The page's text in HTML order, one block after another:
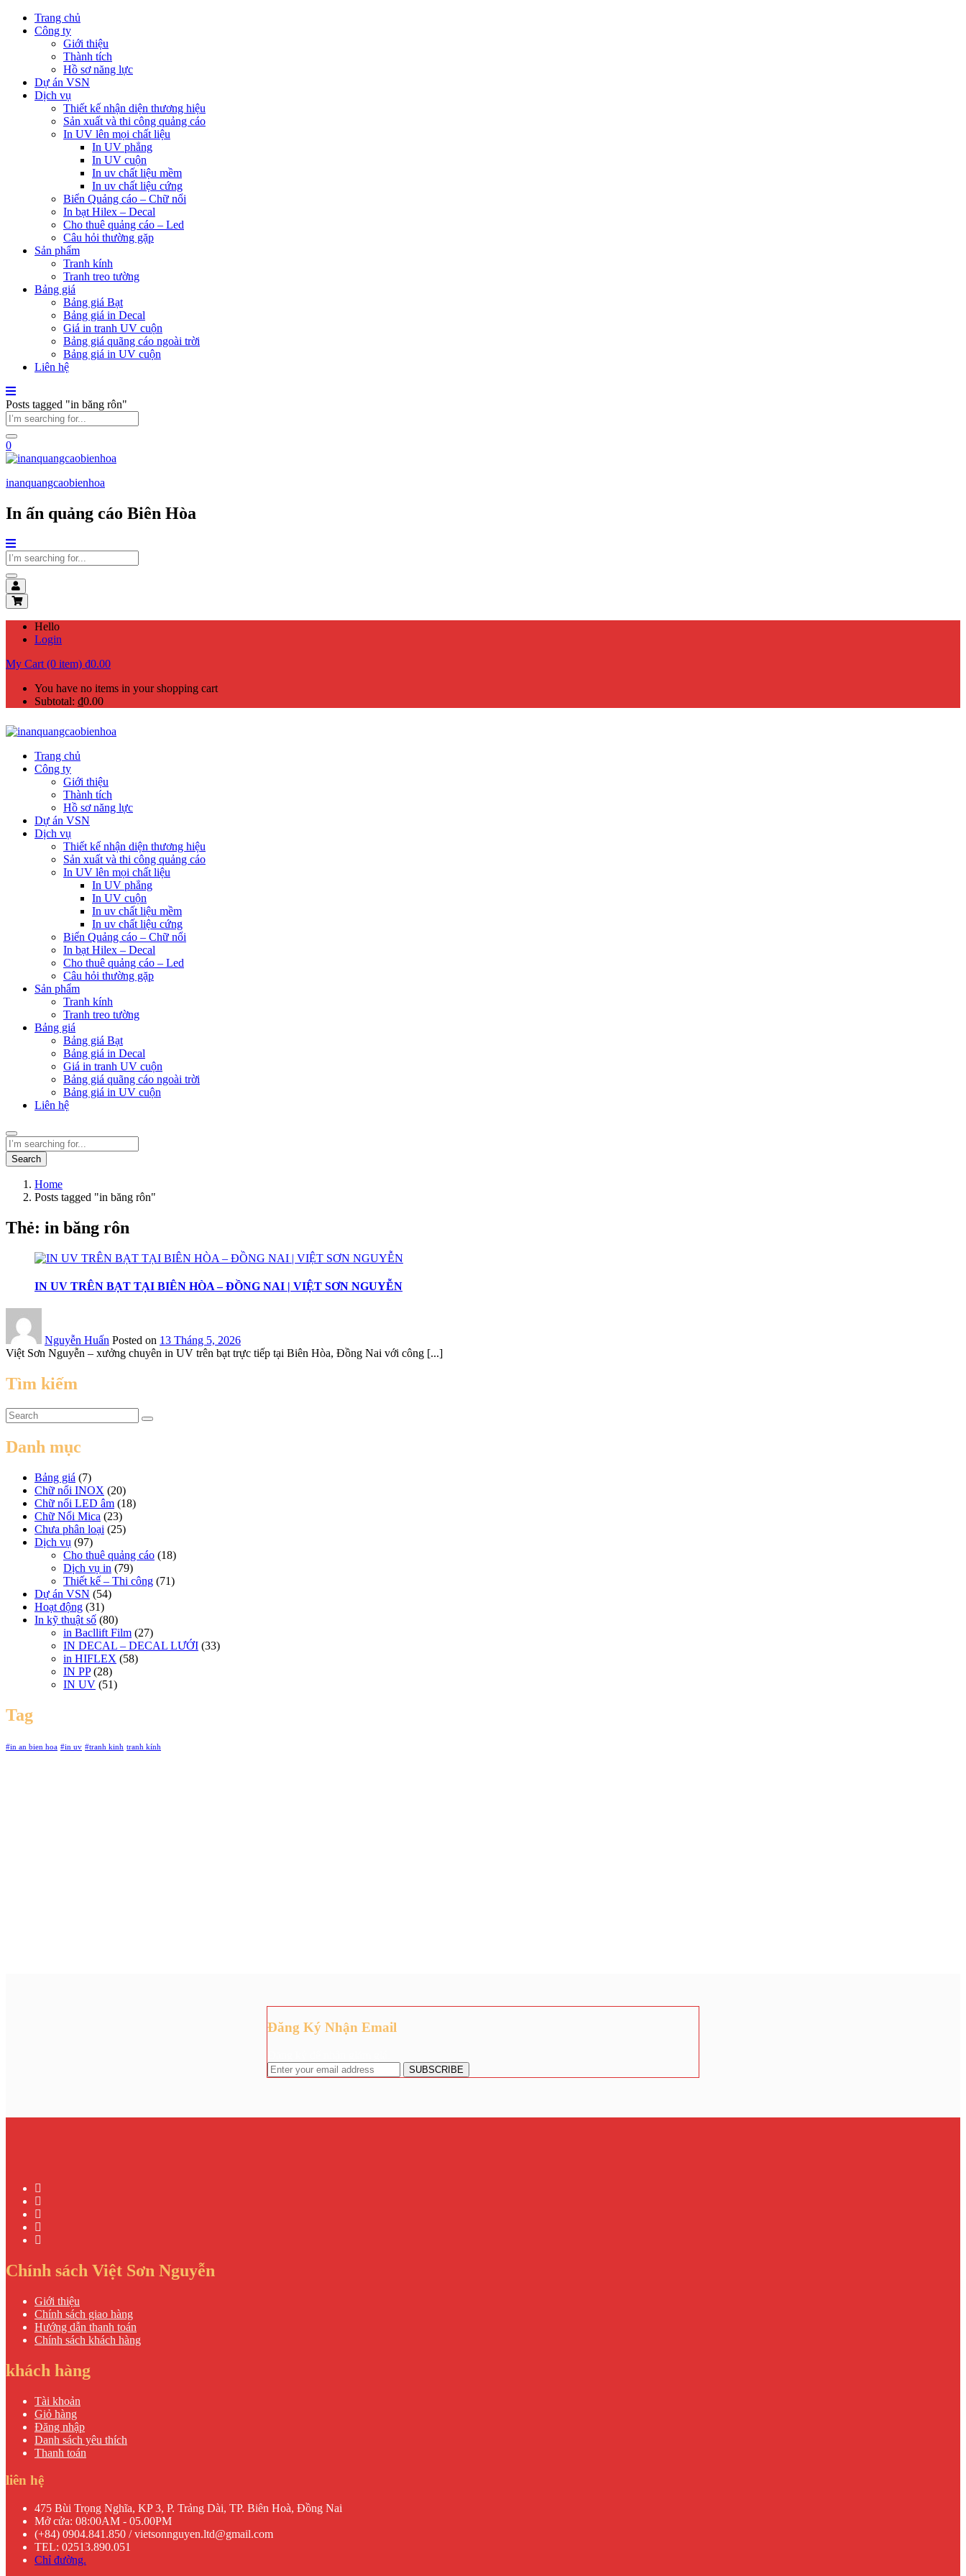
Trang chủ
Công ty
Giới thiệu
Thành tích
Hồ sơ năng lực
Dự án VSN
Dịch vụ
Thiết kế nhận diện thương hiệu
Sản xuất và thi công quảng cáo
In UV lên mọi chất liệu
In UV phẳng
In UV cuộn
In uv chất liệu mềm
In uv chất liệu cứng
Biển Quảng cáo – Chữ nổi
In bạt Hilex – Decal
Cho thuê quảng cáo – Led
Câu hỏi thường gặp
Sản phẩm
Tranh kính
Tranh treo tường
Bảng giá
Bảng giá Bạt
Bảng giá in Decal
Giá in tranh UV cuộn
Bảng giá quãng cáo ngoài trời
Bảng giá in UV cuộn
Liên hệ
Posts tagged "in băng rôn"
0
inanquangcaobienhoa
In ấn quảng cáo Biên Hòa
Hello
Login
My Cart (0 item) ₫0.00
You have no items in your shopping cart
Subtotal: ₫0.00
Trang chủ
Công ty
Giới thiệu
Thành tích
Hồ sơ năng lực
Dự án VSN
Dịch vụ
Thiết kế nhận diện thương hiệu
Sản xuất và thi công quảng cáo
In UV lên mọi chất liệu
In UV phẳng
In UV cuộn
In uv chất liệu mềm
In uv chất liệu cứng
Biển Quảng cáo – Chữ nổi
In bạt Hilex – Decal
Cho thuê quảng cáo – Led
Câu hỏi thường gặp
Sản phẩm
Tranh kính
Tranh treo tường
Bảng giá
Bảng giá Bạt
Bảng giá in Decal
Giá in tranh UV cuộn
Bảng giá quãng cáo ngoài trời
Bảng giá in UV cuộn
Liên hệ
Search
Home
Posts tagged "in băng rôn"
Thẻ: in băng rôn
IN UV TRÊN BẠT TẠI BIÊN HÒA – ĐỒNG NAI | VIỆT SƠN NGUYỄN
Nguyễn Huấn Posted on 13 Tháng 5, 2026
Việt Sơn Nguyễn – xưởng chuyên in UV trên bạt trực tiếp tại Biên Hòa, Đồng Nai với công [...]
Tìm kiếm
Danh mục
Bảng giá (7)
Chữ nổi INOX (20)
Chữ nổi LED âm (18)
Chữ Nổi Mica (23)
Chưa phân loại (25)
Dịch vụ (97)
Cho thuê quảng cáo (18)
Dịch vụ in (79)
Thiết kế – Thi công (71)
Dự án VSN (54)
Hoạt động (31)
In kỹ thuật số (80)
in Bacllift Film (27)
IN DECAL – DECAL LƯỚI (33)
in HIFLEX (58)
IN PP(28)
IN UV (51)
Tag
#in an bien hoa #in uv #tranh kinh tranh kính
Đăng Ký Nhận Email
Chính sách Việt Sơn Nguyễn
Giới thiệu
Chính sách giao hàng
Hướng dẫn thanh toán
Chính sách khách hàng
khách hàng
Tài khoản
Giỏ hàng
Đăng nhập
Danh sách yêu thích
Thanh toán
liên hệ
475 Bùi Trọng Nghĩa, KP 3, P. Trảng Dài, TP. Biên Hoà, Đồng Nai
Mở cửa: 08:00AM - 05.00PM
(+84) 0904.841.850 / vietsonnguyen.ltd@gmail.com
TEL: 02513.890.051
Chỉ đường.